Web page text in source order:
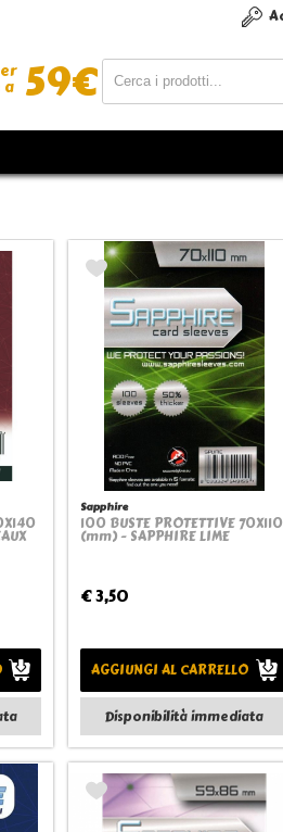
a 59€
Quickview
Sapphire
100 BUSTE PROTETTIVE 70X110
(mm) - SAPPHIRE LIME
€ 3,50
AGGIUNGI AL CARRELLO
Disponibilità immediata